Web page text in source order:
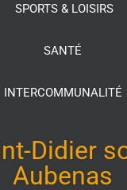
SPORTS & LOISIRS
SANTÉ
INTERCOMMUNALITÉ
Didier
Aubenas